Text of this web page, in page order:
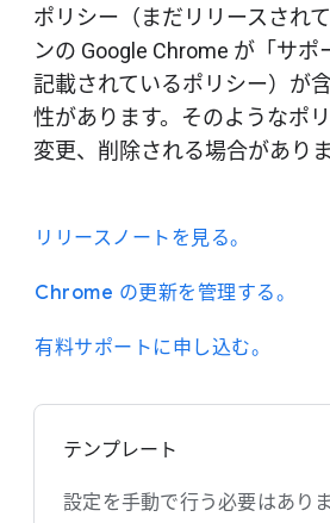
ポリシー（まだリリースされ
ンの Google Chrome が「サポ
記載されているポリシー）が
性があります。そのようなポ
変更、削除される場合がありま
リリースノートを見る。
Chrome の更新を管理する。
有料サポートに申し込む。
テンプレート
設定を手動で行う必要はあり